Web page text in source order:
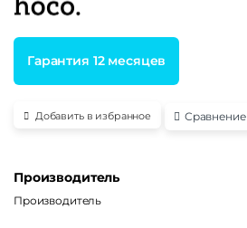
Гарантия 12 месяцев
Добавить в избранное Сравнение
Производитель
Производитель